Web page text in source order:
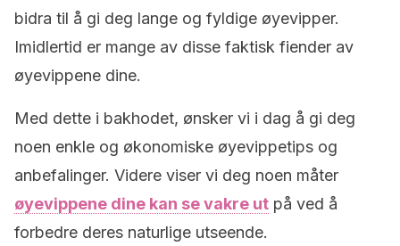
bidra til å gi deg lange og fyldige øyevipper.
Imidlertid er mange av disse faktisk fiender av
øyevippene dine.
Med dette i bakhodet, ønsker vi i dag å gi deg
noen enkle og økonomiske øyevippetips og
anbefalinger. Videre viser vi deg noen måter
øyevippene dine kan se vakre ut på ved å
forbedre deres naturlige utseende.